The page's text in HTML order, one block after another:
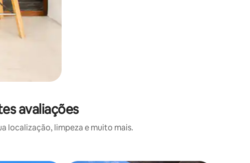
avaliações
localização, limpeza e muito mais.